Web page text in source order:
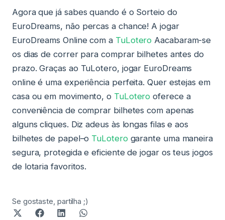
Agora que já sabes quando é o Sorteio do
EuroDreams, não percas a chance! A jogar
EuroDreams Online com a TuLotero Aacabaram-se
os dias de correr para comprar bilhetes antes do
prazo. Graças ao TuLotero, jogar EuroDreams
online é uma experiência perfeita. Quer estejas em
casa ou em movimento, o TuLoterooferece a
conveniência de comprar bilhetes com apenas
alguns cliques. Diz adeus às longas filas e aos
bilhetes de papel–o TuLotero garante uma maneira
segura, protegida e eficiente de jogar os teus jogos
de lotaria favoritos.
Se gostaste, partilha ;)